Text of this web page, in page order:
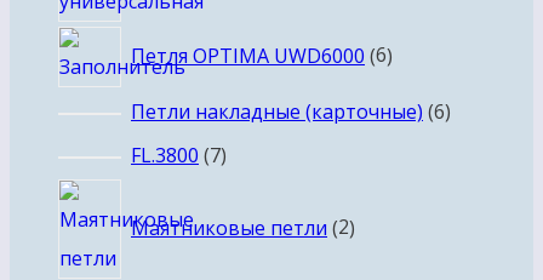
Петля OPTIMA UWD6000 66
Петли накладные (карточные) 66
FL.3800 77
Маятниковые петли 2товара